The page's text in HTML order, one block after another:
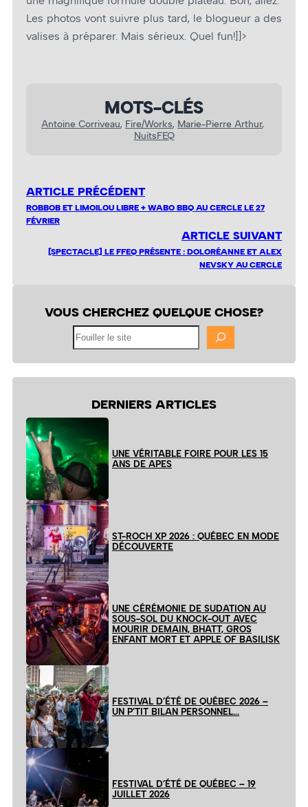
Les photos vont suivre plus tard, le blogueur a des
valises à préparer. Mais sérieux. Quel fun!]]>
MOTS-CLÉS
Antoine Corriveau, Fire/Works, Marie-Pierre Arthur
NuitsFEQ
ARTICLE PRÉCÉDENT
ROBBOB ET LIMOILOU LIBRE + WABO BBQ AU CERCLE LE 27
FÉVRIER
ARTICLE SUIVANT
[SPECTACLE] LE FFEQ PRÉSENTE : DOLORÉANNE ET ALEX
NEVSKY AU CERCLE
VOUS CHERCHEZ QUELQUE CHOSE?
DERNIERS ARTICLES
UNE VÉRITABLE FOIRE POUR LES 15
ANS DE APES
ST-ROCH XP 2026 : QUÉBEC EN MODE
DÉCOUVERTE
UNE CÉRÉMONIE DE SUDATION AU
SOUS-SOL DU KNOCK-OUT AVEC
MOURIR DEMAIN, BHATT, GROS
ENFANT MORT ET APPLE OF BASILISK
FESTIVAL D’ÉTÉ DE QUÉBEC 2026 –
UN P’TIT BILAN PERSONNEL…
FESTIVAL D’ÉTÉ DE QUÉBEC – 19
JUILLET 2026